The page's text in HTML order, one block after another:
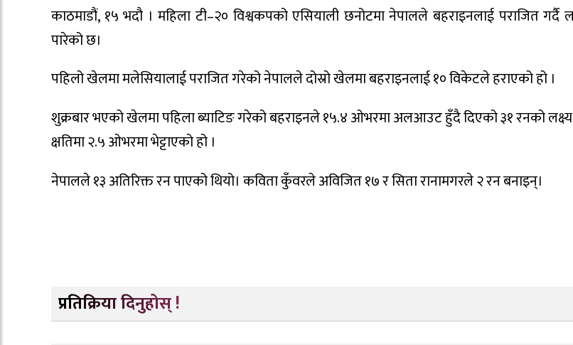
काठमाडौं, १५ भदौ । महिला टी–२० विश्वकपको एसियाली छनोटमा नेपालले बहराइनलाई पराजित गर्दै
पारेको छ।
पहिलो खेलमा मलेसियालाई पराजित गरेको नेपालले दोस्रो खेलमा बहराइनलाई १० विकेटले हराएको हो ।
शुक्रबार भएको खेलमा पहिला ब्याटिङ गरेको बहराइनले १५.४ ओभरमा अलआउट हुँदै दिएको ३१ रनको
क्षतिमा २.५ ओभरमा भेट्टाएको हो ।
नेपालले १३ अतिरिक्त रन पाएको थियो। कविता कुँवरले अविजित १७ र सिता रानामगरले २ रन बनाइन्।
प्रतिक्रिया दिनुहोस् !